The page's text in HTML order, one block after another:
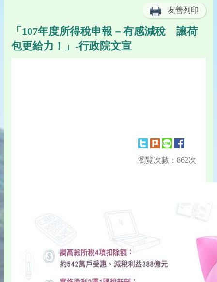
友善列印
「107年度所得稅申報－有感減稅 讓荷
包更給力！」-行政院文宣
瀏覽次數：862次